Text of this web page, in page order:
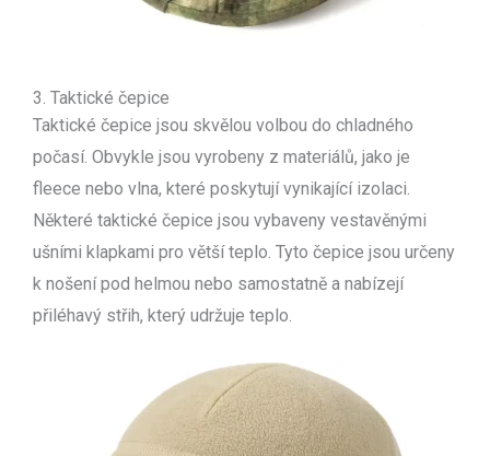
3. Taktické čepice
Taktické čepice jsou skvělou volbou do chladného
počasí. Obvykle jsou vyrobeny z materiálů, jako je
fleece nebo vlna, které poskytují vynikající izolaci.
Některé taktické čepice jsou vybaveny vestavěnými
ušními klapkami pro větší teplo. Tyto čepice jsou určeny
k nošení pod helmou nebo samostatně a nabízejí
přiléhavý střih, který udržuje teplo.